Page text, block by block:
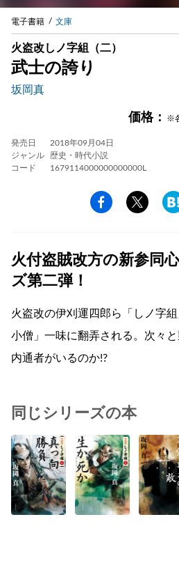
電子書籍 文庫
火盗改しノ字組（二）
武士の誇り
坂岡真
価格： ※
発売日
2018年09月04日
ジャンル
歴史・時代小説
コード
1679114000000000000L
火付盗賊改方の新参同
ズ第二弾！
火盗改の伊刈運四郎ら「しノ字
小僧」一味に翻弄される。次々
内通者がいるのか!?
同じシリーズの本